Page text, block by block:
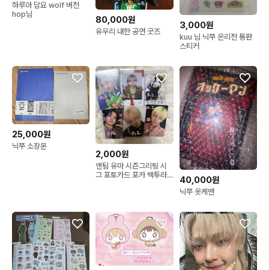
하루아 담요 wolf 버전
hop님
80,000원
유우리 내한 공연 굿즈
3,000원
kuu 님 닉쭈 온리전 통판
스티커
25,000원
닉쭈 소장본
2,000원
앤팀 유마 시즌그리팅 시
그 포토카드 포카 백투라
40,000원
닉쭈 옷케맨